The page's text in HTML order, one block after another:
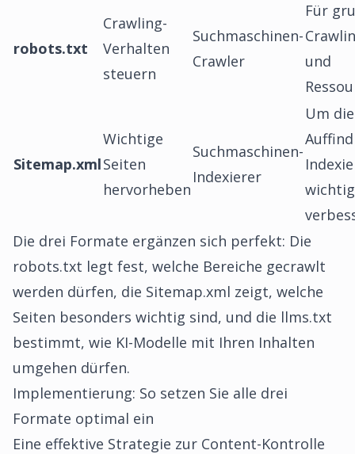
robots.txt
Crawling-
Verhalten
steuern
Suchmaschinen-
Crawler
Für
und
Sitemap.xml
Wichtige
Seiten
hervorheben
Suchmaschinen-
Indexierer
Um die
Die drei Formate ergänzen sich perfekt: Die
robots.txt legt fest, welche Bereiche gecrawlt
werden dürfen, die Sitemap.xml zeigt, welche
Seiten besonders wichtig sind, und die llms.txt
bestimmt, wie KI-Modelle mit Ihren Inhalten
umgehen dürfen.
Implementierung: So setzen Sie alle drei
Formate optimal ein
Eine effektive Strategie zur Content-Kontrolle